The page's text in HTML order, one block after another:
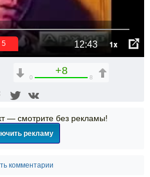
12:43 1x
5
+8
0 8
— смотрите без рекламы!
рекламу
комментарии